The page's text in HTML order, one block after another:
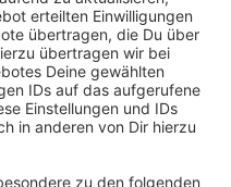
liegen, für den
der Pflicht.
hatte
Informationen
Hotlines des